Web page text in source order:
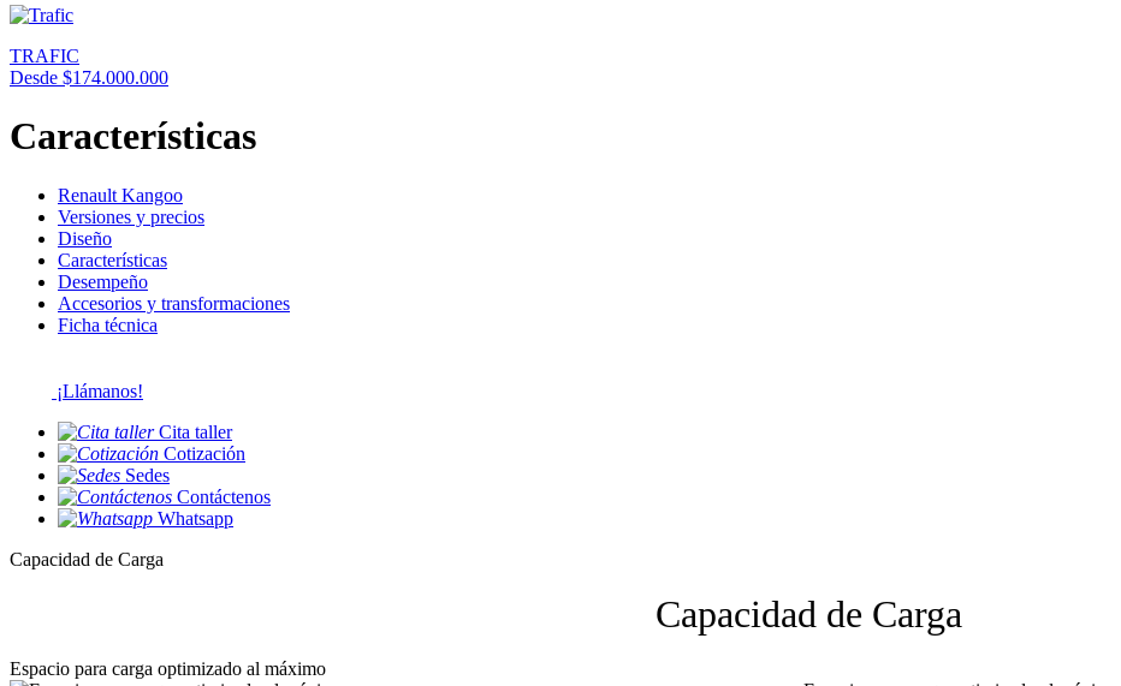
TRAFIC
Desde $174.000.000
Características
Renault Kangoo
Versiones y precios
Diseño
Características
Desempeño
Accesorios y transformaciones
Ficha técnica
¡Llámanos!
Cita taller
Cotización
Sedes
Contáctenos
Whatsapp
Capacidad de Carga
Capacidad de Carga
Espacio para carga optimizado al máximo